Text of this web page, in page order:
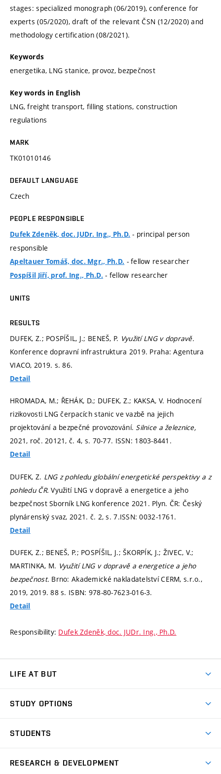
stages: specialized monograph (06/2019), conference for
experts (05/2020), draft of the relevant ČSN (12/2020) and
methodology certification (08/2021).
Keywords
energetika, LNG stanice, provoz, bezpečnost
Key words in English
LNG, freight transport, filling stations, construction
regulations
MARK
TK01010146
DEFAULT LANGUAGE
Czech
PEOPLE RESPONSIBLE
Dufek Zdeněk, doc. JUDr. Ing., Ph.D. - principal person
responsible
Apeltauer Tomáš, doc. Mgr., Ph.D. - fellow researcher
Pospíšil Jiří, prof. Ing., Ph.D. - fellow researcher
UNITS
RESULTS
DUFEK, Z.; POSPÍŠIL, J.; BENEŠ, P. Využití LNG v dopravě.
Konference dopravní infrastruktura 2019. Praha: Agentura
VIACO, 2019. s. 86.
Detail
HROMADA, M.; ŘEHÁK, D.; DUFEK, Z.; KAKSA, V. Hodnocení
rizikovosti LNG čerpacích stanic ve vazbě na jejich
projektování a bezpečné provozování. Silnice a železnice,
2021, roč. 20121, č. 4, s. 70-77. ISSN: 1803-8441.
Detail
DUFEK, Z. LNG z pohledu globální energetické perspektivy a z
pohledu ČR.Využití LNG v dopravě a energetice a jeho
bezpečnost Sborník LNG konference 2021. Plyn. ČR: Český
plynárenský svaz, 2021. č. 2,s. 7.ISSN: 0032-1761.
Detail
DUFEK, Z.; BENEŠ, P.; POSPÍŠIL, J.; ŠKORPÍK, J.; ŽIVEC, V.;
MARTINKA, M. Využití LNG v dopravě a energetice a jeho
bezpečnost. Brno: Akademické nakladatelství CERM, s.r.o.,
2019, 2019. 88 s. ISBN: 978-80-7623-016-3.
Detail
Responsibility: Dufek Zdeněk, doc. JUDr. Ing., Ph.D.
LIFE AT BUT
Dormitories
Sport
STUDY OPTIONS
Degree studies in English
STUDENTS
RESEARCH & DEVELOPMENT